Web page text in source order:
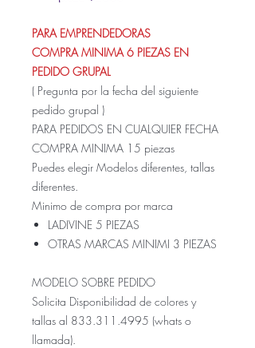
PARA EMPRENDEDORAS
COMPRA MINIMA 6 PIEZAS EN
PEDIDO GRUPAL
( Pregunta por la fecha del siguiente
pedido grupal )
PARA PEDIDOS EN CUALQUIER FECHA
COMPRA MINIMA 15 piezas
Puedes elegir Modelos diferentes, tallas
diferentes.
Minimo de compra por marca
LADIVINE 5 PIEZAS
OTRAS MARCAS MINIMI 3 PIEZAS
MODELO SOBRE PEDIDO
Solicita Disponibilidad de colores y
tallas al 833.311.4995 (whats o
llamada).